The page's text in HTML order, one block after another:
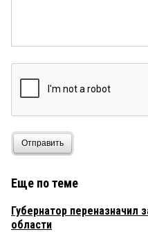
Отправить
Еще по теме
Губернатор переназначил
области